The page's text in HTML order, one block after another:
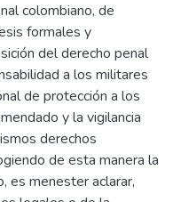
colombiano, de
formales y
del derecho penal
a los militares
de protección a los
y la vigilancia
derechos
de esta manera la
es menester aclarar,